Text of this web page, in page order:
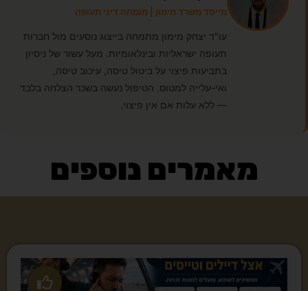
מייסד משרד מימון | מומחה דיני תעופה
עו"ד יצחק מימון מתמחה בייצוג נוסעים מול חברות
תעופה ישראליות ובינלאומיות. מעל עשור של ניסיון
בתביעות פיצוי על ביטול טיסה, עיכוב טיסה,
ואי-עלייה למטוס. הטיפול נעשה בשכר הצלחה בלבד
— ללא עלות אם אין פיצוי.
מאמרים נוספים